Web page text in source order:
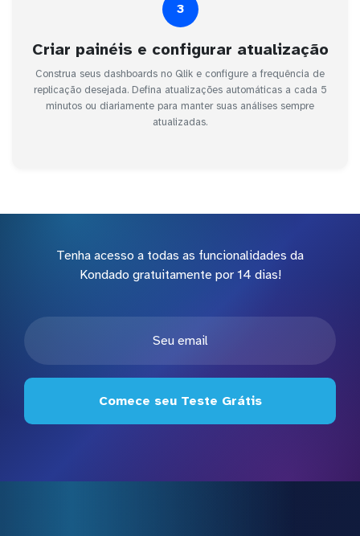
3
Criar painéis e configurar atualização
Construa seus dashboards no Qlik e configure a frequência de
replicação desejada. Defina atualizações automáticas a cada 5
minutos ou diariamente para manter suas análises sempre
atualizadas.
Tenha acesso a todas as funcionalidades da
Kondado gratuitamente por 14 dias!
Comece seu Teste Grátis